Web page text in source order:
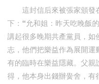
這封信后來被張家頒發
下：“允和姐：昨天吃晚飯
講起很多晚期共產黨員，
志，他們把樂益作為展開運
有的臨時在樂益隱藏。父
得，他本身出錢辦黌舍，有